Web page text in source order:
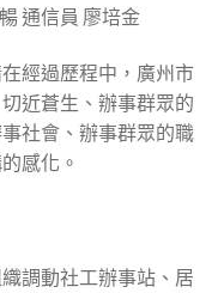
通信員 廖培金
經過歷程中，廣州市
近蒼生、辦事群眾的
社會、辦事群眾的職
感化。
調動社工辦事站、居